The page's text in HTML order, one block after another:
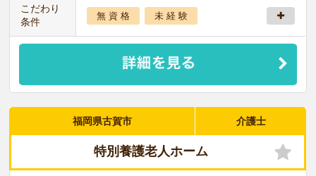
こだわり
条件
無 資 格 未 経 験
福岡県古賀市 介護士
特別養護老人ホーム